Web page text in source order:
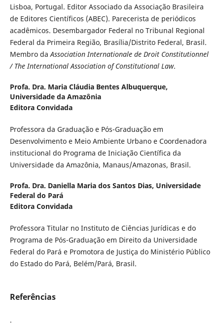
Lisboa, Portugal. Editor Associado da Associação Brasileira
de Editores Científicos (ABEC). Parecerista de periódicos
acadêmicos. Desembargador Federal no Tribunal Regional
Federal da Primeira Região, Brasília/Distrito Federal, Brasil.
Membro da Association Internationale de Droit Constitutionnel
/ The International Association of Constitutional Law.
Profa. Dra. Maria Cláudia Bentes Albuquerque,
Universidade da Amazônia
Editora Convidada
Professora da Graduação e Pós-Graduação em
Desenvolvimento e Meio Ambiente Urbano e Coordenadora
institucional do Programa de Iniciação Científica da
Universidade da Amazônia, Manaus/Amazonas, Brasil.
Profa. Dra. Daniella Maria dos Santos Dias, Universidade
Federal do Pará
Editora Convidada
Professora Titular no Instituto de Ciências Jurídicas e do
Programa de Pós-Graduação em Direito da Universidade
Federal do Pará e Promotora de Justiça do Ministério Público
do Estado do Pará, Belém/Pará, Brasil.
Referências
.